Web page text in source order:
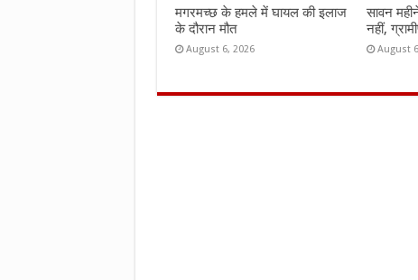
मगरमच्छ के हमले में घायल की इलाज
के दौरान मौत
August 6, 2026
सावन
नहीं,
August